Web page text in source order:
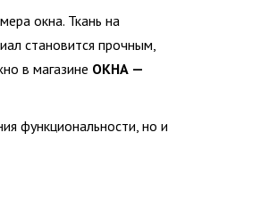
окна. Ткань на
становится прочным,
в магазине ОКНА —
функциональности, но и